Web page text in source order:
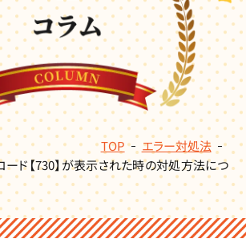
TOP
エラー対処法
ド【730】が表示された時の対処方法につ